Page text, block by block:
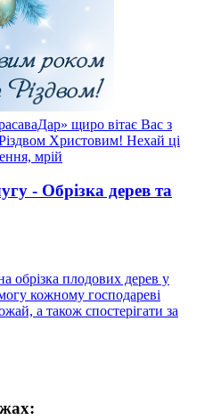
щиро вітає Вас з
Христовим! Нехай ці
мрій
- Обрізка дерев та
обрізка плодових дерев у
кожному господареві
а також спостерігати за